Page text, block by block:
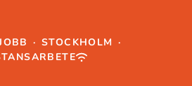
· STOCKHOLM ·